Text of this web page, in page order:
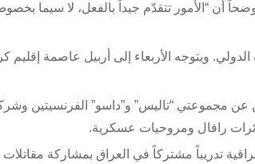
أن “الأمور تتقدّم جيداً بالفعل، لا سيما بخصوص
ويتوجه الأربعاء إلى أربيل عاصمة إقليم
عن مجموعتي “تاليس” و”داسو” الفرنسيتين
رافال ومروحيات عسكرية.
تدريباً مشتركاً في العراق بمشاركة مقاتلات